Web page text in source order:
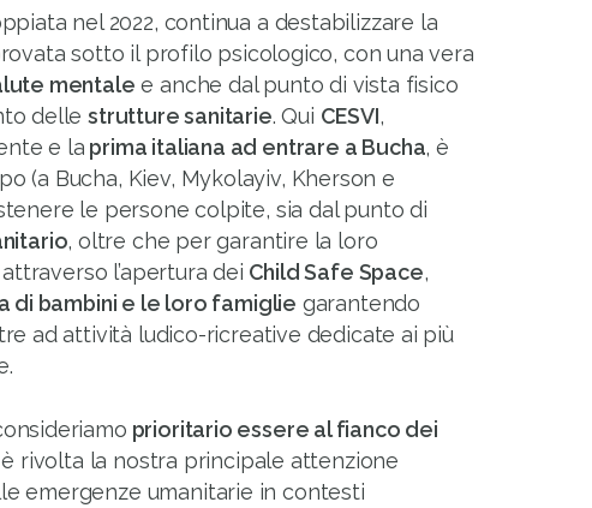
nel 2022, continua a destabilizzare la
sotto il profilo psicologico, con una vera
mentale e anche dal punto di vista fisico
dellestrutture sanitarie. Qui CESVI,
e la prima italiana ad entrare a Bucha, è
(a Bucha, Kiev, Mykolayiv, Kherson e
le persone colpite, sia dal punto di
, oltre che per garantire la loro
l’apertura dei Child Safe Space,
di bambini e le loro famiglie garantendo
ad attività ludico-ricreative dedicate ai più
prioritario essere al fianco dei
rivolta la nostra principale attenzione
emergenze umanitarie in contesti